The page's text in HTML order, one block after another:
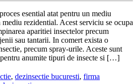
esential atat pentru un mediu
rezidential. Acest serviciu se ocupa
aparitiei insectelor precum
sau tantarii. In comert exista o
precum spray-urile. Aceste sunt
anumite tipuri de insecte si […]
, dezinsectie bucuresti, firma